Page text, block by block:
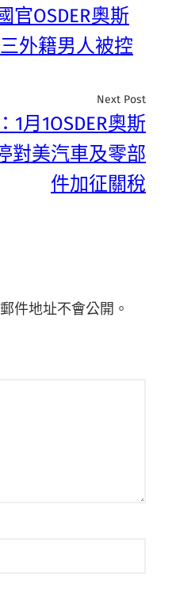
官OSDER奧斯
外籍男人被控
Next Post
1月1OSDER奧斯
對美汽車及零部
件加征關稅
件地址不會公開。